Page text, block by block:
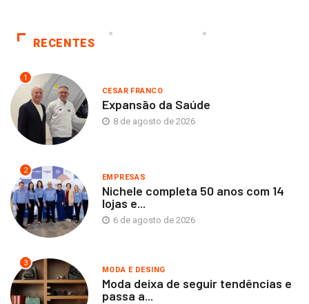
RECENTES
1
CESAR FRANCO
Expansão da Saúde
8 de agosto de 2026
2
EMPRESAS
Nichele completa 50 anos com 14
lojas e...
6 de agosto de 2026
3
MODA E DESING
Moda deixa de seguir tendências e
passa a...